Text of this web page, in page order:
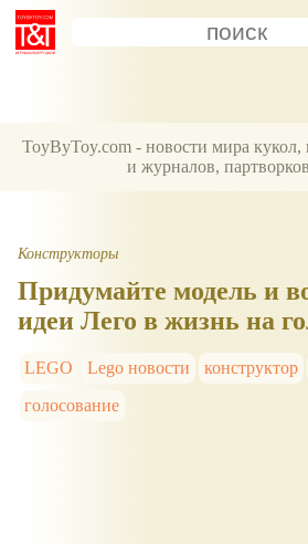
ToyByToy.com - новости мира кукол,
и журналов,
Конструкторы
Придумайте модель и
идеи Лего в жизнь на
LEGO Lego новости конструктор
голосование